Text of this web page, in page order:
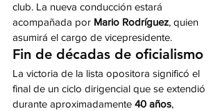
club. La nueva conducción estará
acompañada por Mario Rodríguez, quien
asumirá el cargo de vicepresidente.
Fin de décadas de oficialismo
La victoria de la lista opositora significó el
final de un ciclo dirigencial que se extendió
durante aproximadamente 40 años,